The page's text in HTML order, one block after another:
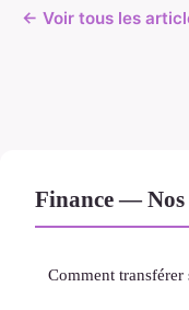
← Voir tous les
Finance — Nos
Comment transférer